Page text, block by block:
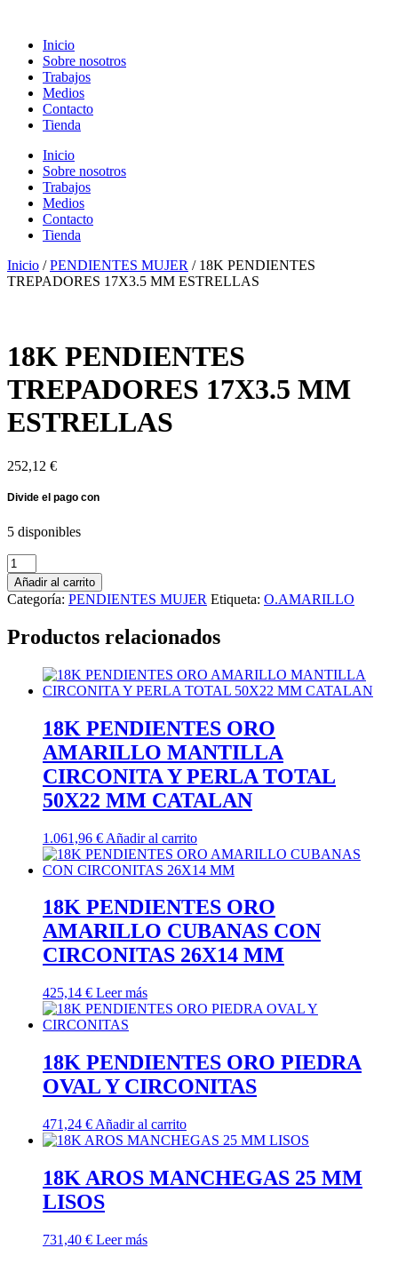
contenido
Inicio
Sobre nosotros
Trabajos
Medios
Contacto
Tienda
Inicio
Sobre nosotros
Trabajos
Medios
Contacto
Tienda
Inicio /PENDIENTES MUJER / 18K PENDIENTES
TREPADORES 17X3.5 MM ESTRELLAS
18K PENDIENTES
TREPADORES 17X3.5 MM
ESTRELLAS
252,12 €
5 disponibles
18K
PENDIENTES
TREPADORES
17X3.5
ESTRELLAS
Añadir al carrito
Categoría: PENDIENTES MUJER Etiqueta: O.AMARILLO
Productos relacionados
18K PENDIENTES ORO
AMARILLO MANTILLA
CIRCONITA Y PERLA TOTAL
50X22 MM CATALAN
1.061,96 € Añadir al carrito
18K PENDIENTES ORO
AMARILLO CUBANAS CON
CIRCONITAS 26X14 MM
425,14 € Leer más
18K PENDIENTES ORO PIEDRA
OVAL Y CIRCONITAS
471,24 € Añadir al carrito
18K AROS MANCHEGAS 25 MM
LISOS
731,40 € Leer más